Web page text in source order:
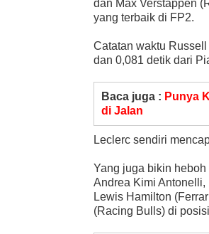
dan Max Verstappen
yang terbaik di FP2.
Catatan waktu
dan 0,081 detik dari
Baca juga : Punya
di Jalan
Leclerc sendiri
Yang juga bikin
Andrea Kimi
Lewis Hamilton
(Racing Bulls) di